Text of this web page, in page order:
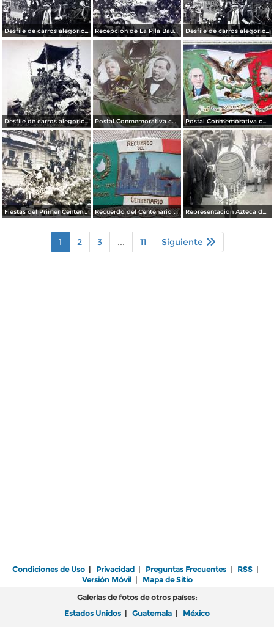
Desfile de carros alegoricos Fiestas del Centenario ( Sep-1910 ) por el Fotógrafo Fernando Kososky. Recepcion de La Pila Bautismal de Hidalgo Fiestas del Centenario ( Sep-1910 ) por el Fotógrafo Fernando Kososky. Desfile de carros alegoricos Fiestas del Centenario ( Sep-1910 ) por el Fotógrafo Fernando Kososky.
Desfile de carros alegoricos Fiestas del Centenario ( Sep-1910 ) por el Fotógrafo Fernando Kososky. Postal Conmemorativa con motivo del Primer Centenario de nuestra Independencia ( Septiembre de 1910) Postal Conmemorativa con motivo del Centenario de nuestra Independencia ( Septiembre de 1910)
Fiestas del Primer Centenario de la Independencia de Mexico ( 16 de Septiembre de 1910) Por el Fotografo Felix Miret Recuerdo del Centenario 16 de Septiembre de 1910. Representacion Azteca durante el desfile del Centenario 16 de Septiembre de 1910.
1 2 3 ... 11 Siguiente
Condiciones de Uso | Privacidad | Preguntas Frecuentes | RSS |
Versión Móvil| Mapa de Sitio
Galerías de fotos de otros países:
Estados Unidos | Guatemala | México